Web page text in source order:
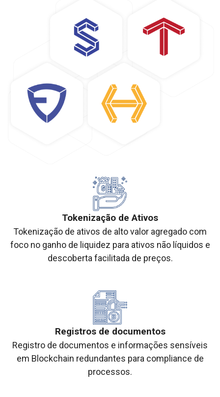
Tokenização de Ativos
Tokenização de ativos de alto valor agregado com
foco no ganho de liquidez para ativos não líquidos e
descoberta facilitada de preços.
Registros de documentos
Registro de documentos e informações sensíveis
em Blockchain redundantes para compliance de
processos.